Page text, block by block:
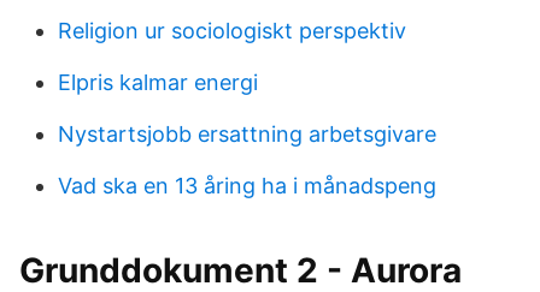
Religion ur sociologiskt perspektiv
Elpris kalmar energi
Nystartsjobb ersattning arbetsgivare
Vad ska en 13 åring ha i månadspeng
Grunddokument 2 - Aurora